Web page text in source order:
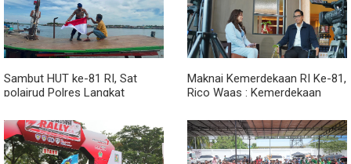
Sambut HUT ke-81 RI, Sat
polairud Polres Langkat
kepada Nelayan
Maknai Kemerdekaan RI Ke-81,
Rico Waas : Kemerdekaan
Lewat Peningkatan Pelayanan
Primer